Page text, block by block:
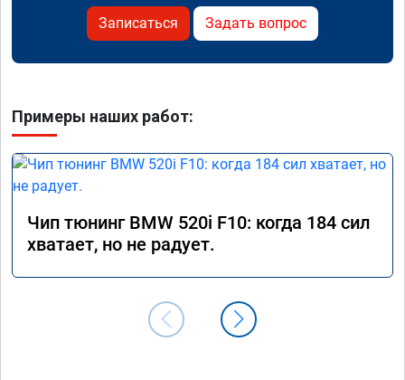
Записаться Задать вопрос
Примеры наших работ:
Чип тюнинг BMW 520i F10: когда 184 сил
хватает, но не радует.